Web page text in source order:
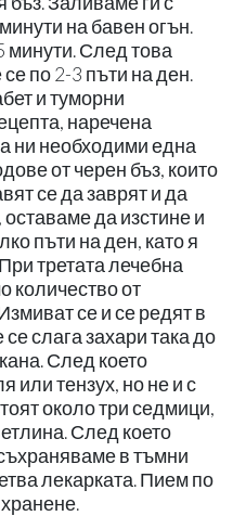
на бавен огън.
минути. След това
по 2-3 пъти на ден.
и туморни
наречена
ни необходими една
от черен бъз, които
се да заврят и да
да изстине и
пъти на ден, като я
третата лечебна
количество от
се и се редят в
се слага захари така до
След което
или тензух, но не и с
около три седмици,
След което
в тъмни
лекарката. Пием по